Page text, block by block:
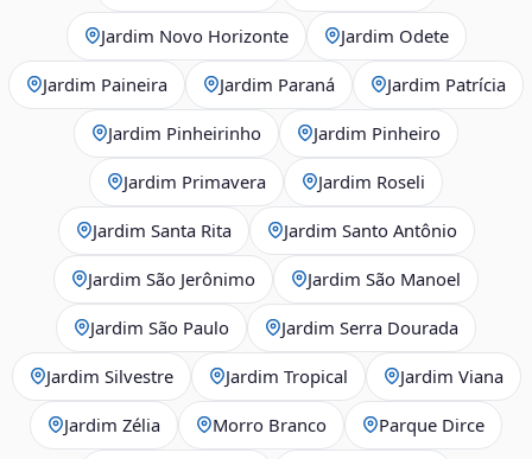
Jardim Novo Horizonte Jardim Odete
Jardim Paineira Jardim Paraná Jardim Patrícia
Jardim Pinheirinho Jardim Pinheiro
Jardim Primavera Jardim Roseli
Jardim Santa Rita Jardim Santo Antônio
Jardim São Jerônimo Jardim São Manoel
Jardim São Paulo Jardim Serra Dourada
Jardim Silvestre Jardim Tropical Jardim Viana
Jardim Zélia Morro Branco Parque Dirce